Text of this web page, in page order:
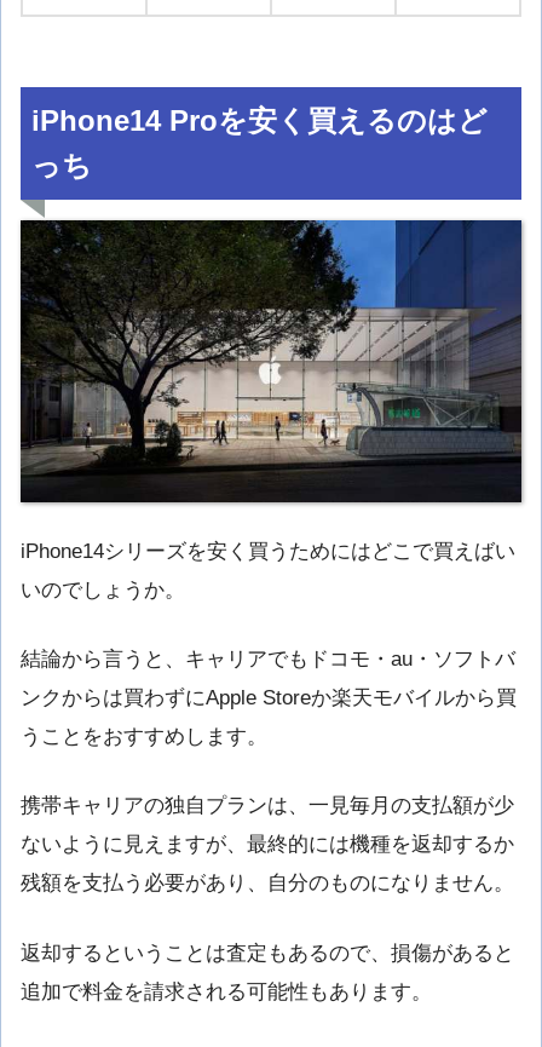
iPhone14 Proを安く買えるのはど
っち
iPhone14シリーズを安く買うためにはどこで買えばい
いのでしょうか。
結論から言うと、キャリアでもドコモ・au・ソフトバ
ンクからは買わずにApple Storeか楽天モバイルから買
うことをおすすめします。
携帯キャリアの独自プランは、一見毎月の支払額が少
ないように見えますが、最終的には機種を返却するか
残額を支払う必要があり、自分のものになりません。
返却するということは査定もあるので、損傷があると
追加で料金を請求される可能性もあります。